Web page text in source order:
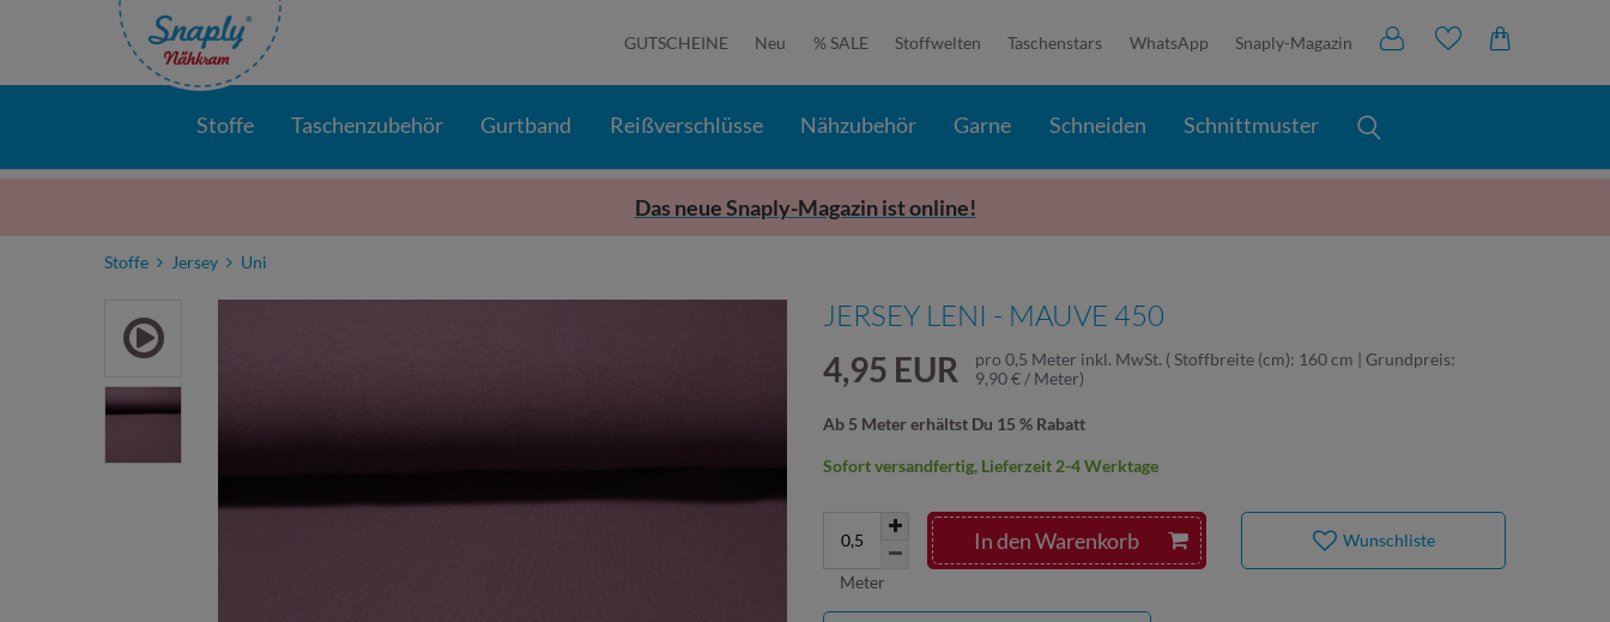
GUTSCHEINE Neu % SALE Stoffwelten Taschenstars WhatsApp Snaply-Magazin
Stoffe Taschenzubehör Gurtband Reißverschlüsse Nähzubehör Garne Schneiden Schnittmuster
Das neue Snaply-Magazin ist online!
Stoffe Jersey Uni
JERSEY LENI - MAUVE 450
4,95 EUR pro 0,5 Meter inkl. MwSt. ( Stoffbreite (cm): 160 cm | Grundpreis:
9,90 € / Meter)
Ab 5 Meter erhältst Du 15 % Rabatt
In den Warenkorb
Meter
Sofort versandfertig, Lieferzeit 2-4 Werktage
Wunschliste